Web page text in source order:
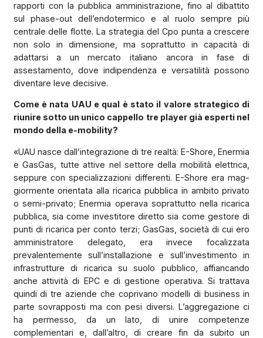
rapporti con la pubblica amministrazione, fino al dibattito
sul phase-out dell’endotermico e al ruolo sempre più
centrale delle flotte. La strategia del Cpo punta a crescere
non solo in dimensione, ma soprattutto in capacità di
adattarsi a un mercato italiano ancora in fase di
assestamento, dove indipendenza e versatilità possono
diventare leve decisive.
Come è nata UAU e qual è stato il valore strategico di
riunire sotto un unico cappello tre player già esperti nel
mondo della e-mobility?
«UAU nasce dall’integrazione di tre realtà: E-Shore, Enermia
e GasGas, tutte attive nel settore della mobilità elettrica,
seppure con specializzazioni differenti. E-Shore era mag-
giormente orientata alla ricarica pubblica in ambito privato
o semi-privato; Enermia operava soprattutto nella ricarica
pubblica, sia come investitore diretto sia come gestore di
punti di ricarica per conto terzi; GasGas, società di cui ero
amministratore delegato, era invece focalizzata
prevalentemente sull’installazione e sull’investimento in
infrastrutture di ricarica su suolo pubblico, affiancando
anche attività di EPC e di gestione operativa. Si trattava
quindi di tre aziende che coprivano modelli di business in
parte sovrapposti ma con pesi diversi. L’aggregazione ci
ha permesso, da un lato, di unire competenze
complementari e, dall’altro, di creare fin da subito un